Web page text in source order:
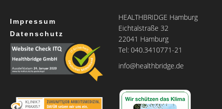
Impressum
Datenschutz
HEALTHBRIDGE Hamburg
Eichtalstraße 32
22041 Hamburg
Tel: 040.3410771-21
info@healthbridge.de